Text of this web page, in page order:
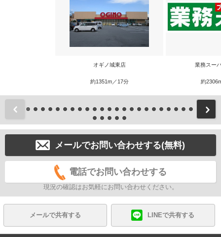
オギノ城東店
約1351m／17分
業務スー
約
前
メールでお問い合わせする(無料)
電話でお問い合わせする
現況の確認はお気軽にお問い合わせください。
メールで共有する LINEで共有する